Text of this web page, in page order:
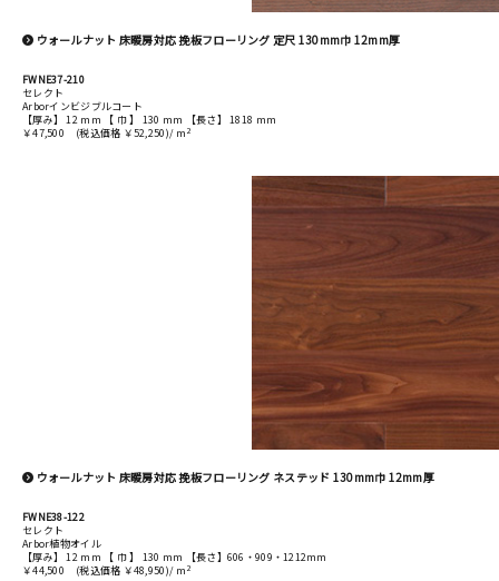
ウォールナット 床暖房対応 挽板フローリング 定尺 130mm巾 12mm厚
FWNE37-210
セレクト
Arborインビジブルコート
【厚み】 12 mm 【 巾 】 130 mm 【長さ】 1818 mm
￥47,500
(税込価格 ￥52,250)/ m 2
ウォールナット 床暖房対応 挽板フローリング ネステッド 130mm巾 12mm厚
FWNE38-122
セレクト
Arbor植物オイル
【厚み】 12 mm 【 巾 】 130 mm 【長さ】606・909・1212mm
￥44,500
(税込価格 ￥48,950)/ m 2